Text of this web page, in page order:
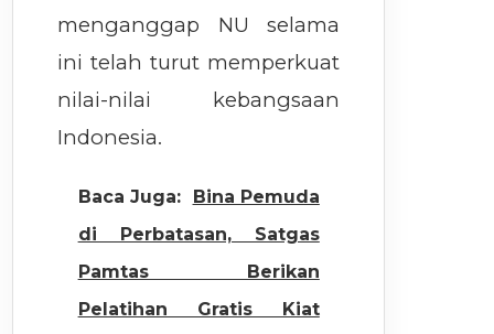
menganggap NU selama
ini telah turut memperkuat
nilai-nilai kebangsaan
Indonesia.
Baca Juga:
Bina Pemuda
di Perbatasan, Satgas
Pamtas Berikan
Pelatihan Gratis Kiat